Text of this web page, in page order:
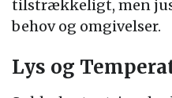
tilstrækkeligt, men
behov og omgivelser.
Lys og